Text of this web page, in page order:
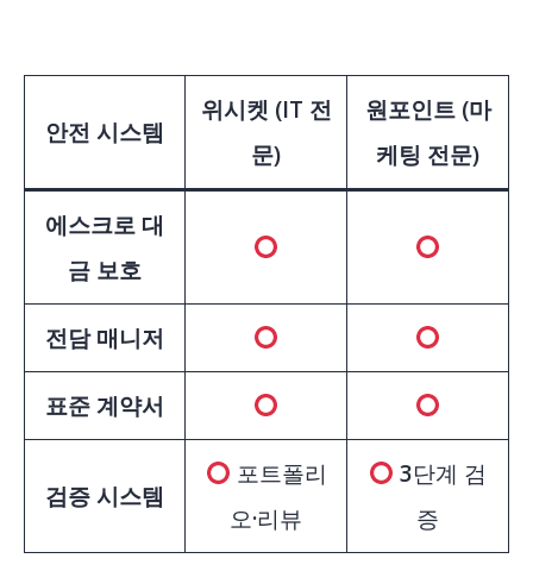
안전 시스템
위시켓 (IT 전
문)
원포인트 (마
케팅 전문)
에스크로 대
금 보호
전담 매니저
표준 계약서
검증 시스템
포트폴리
오·리뷰
3단계 검
증